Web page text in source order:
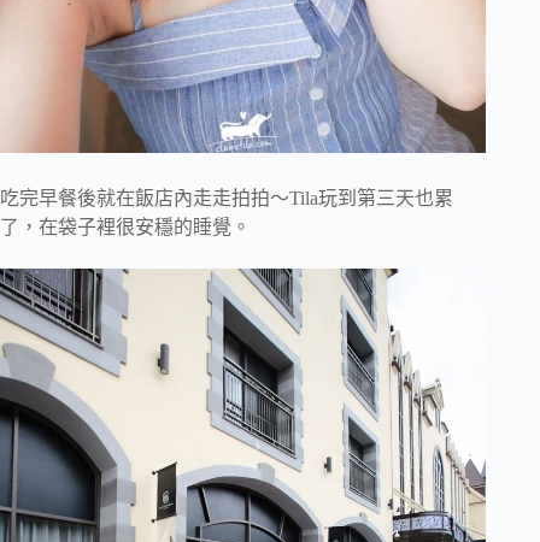
吃完早餐後就在飯店內走走拍拍～Tila玩到第三天也累
了，在袋子裡很安穩的睡覺。